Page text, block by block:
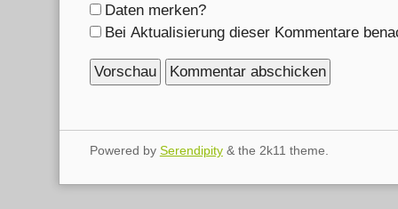
Formular-
Optionen
Daten merken?
Bei Aktualisierung dieser Kommentare
Powered by Serendipity& the 2k11 theme.